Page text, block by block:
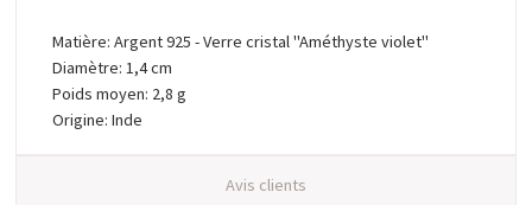
Matière: Argent 925 - Verre cristal "Améthyste violet"
Diamètre: 1,4 cm
Poids moyen: 2,8 g
Origine: Inde
Avis clients